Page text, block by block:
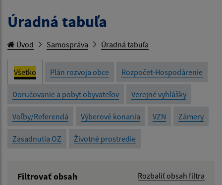
Úradná tabuľa
Úvod Samospráva Úradná tabuľa
Všetko Plán rozvoja obce Rozpočet-Hospodárenie
Doručovanie a pobyt obyvateľov Verejné vyhlášky
Voľby/Referendá Výberové konania VZN Zámery
Zasadnutia OZ Životné prostredie
Filtrovať obsah Rozbaliť obsah filtra